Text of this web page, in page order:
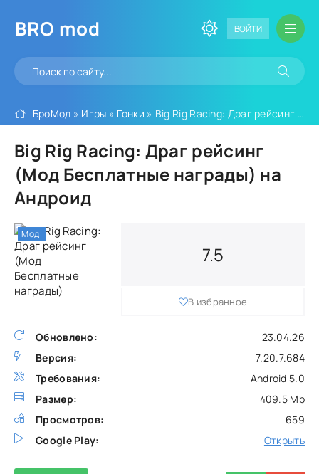
BRO mod ВОЙТИ
БроМод » Игры » Гонки » Big Rig Racing: Драг рейсинг (Мод Бесплатные награды)
Big Rig Racing: Драг рейсинг
(Мод Бесплатные награды) на
Андроид
Обновлено:
23.04.26
Версия:
7.20.7.684
Требования:
Android 5.0
Размер:
409.5 Mb
Просмотров:
659
Google Play:
Открыть
7.5
В избранное
Мод: